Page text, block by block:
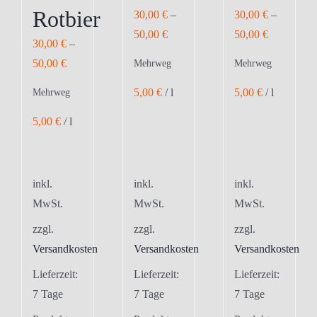
Rotbier
30,00 € –
50,00 €
Mehrweg
5,00 € /l
inkl.
MwSt.
zzgl.
Versandkosten
Lieferzeit:
7 Tage
30,00 €–
50,00 €
Mehrweg
5,00 €/l
inkl.
MwSt.
zzgl.
Versandkosten
Lieferzeit:
7 Tage
30,00€ –
50,00€
Mehrweg
5,00€ /l
inkl.
MwSt.
zzgl.
Versandkosten
Lieferzeit:
7 Tage